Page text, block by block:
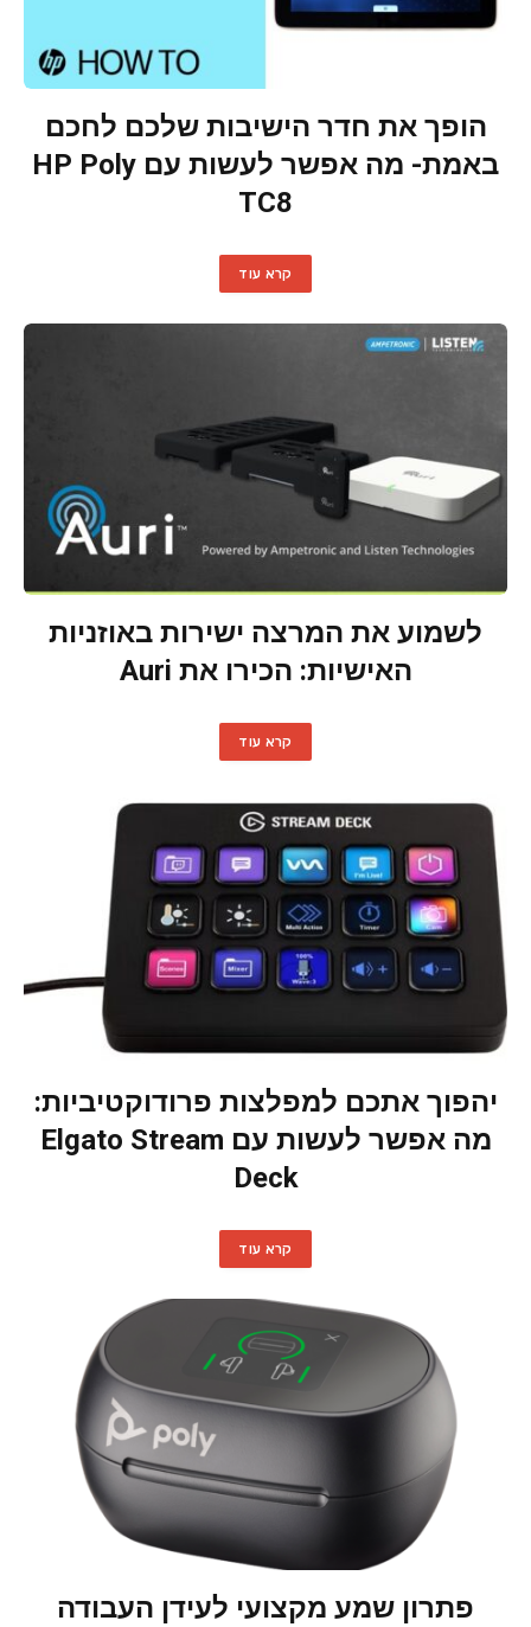
הופך את חדר הישיבות שלכם לחכם
באמת- מה אפשר לעשות עם HP Poly
TC8
קרא עוד
לשמוע את המרצה ישירות באוזניות
האישיות: הכירו את Auri
קרא עוד
יהפוך אתכם למפלצות פרודוקטיביות:
מה אפשר לעשות עם Elgato Stream
Deck
קרא עוד
פתרון שמע מקצועי לעידן העבודה